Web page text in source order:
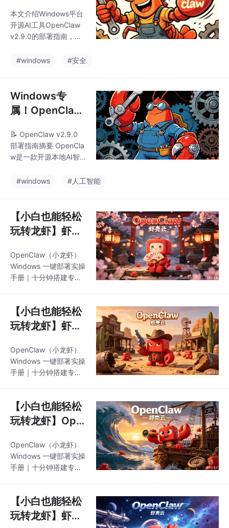
纯英文路径； 权限处
理：手动允许系统安全
弹窗拦截； 校验与使
状态确认成功部署，支
务； 故障处理：针
安全拦截、路径
报错一站式修复
本文介绍Windows平台
开源AI工具OpenClaw
v2.9.0的部署指南，适
该工具具有数据本地存
文件管理、数据批量处
理等办公场景。部署前
需关闭安全软件，下载
使用7-Zip等工具解压，
注意安装路径需纯英
文。启动时可能需解除
程全自动，首次启动需1
#windows #安全
Windows专
属！OpenClaw
解决所有安装报
错问题
📝 OpenClaw v2.9.0
部署指南摘要 OpenCla
w是一款开源本地AI智
版本全面兼容Win10/Wi
配资源）。核心特点包
括：🔒本地数据闭环处
理保障隐私、🖱️图形化
预装全套依赖组件简化
部署。部署关键步骤：
1️⃣ 关闭所有安全防护软
#windows #人工智能
【小白也能轻松
玩转龙虾】虾壳
nClaw（附最新
安装包）
OpenClaw（小龙虾）
Windows 一键部署实操
手册｜十分钟搭建专属
（64 位）｜零基础友好
｜全可视化界面｜无编
程门槛 当下热度较高的
开源 AI 智能体 OpenCl
aw（小龙虾），依托本
地离线运行、无代码操
作、全自动操控电脑的
实用性桌面自动化程
序。本篇面向无技术基
础用户整理完整部署
【小白也能轻松
玩转龙虾】虾壳
设置，OpenCla
w 运行无闪退
包）
OpenClaw（小龙虾）
Windows 一键部署实操
手册｜十分钟搭建专属
（64 位）｜零基础友好
｜全可视化界面｜无编
程门槛 当下热度较高的
开源 AI 智能体 OpenCl
aw（小龙虾），依托本
地离线运行、无代码操
作、全自动操控电脑的
实用性桌面自动化程
序。本篇面向无技术基
础用户整理完整部署
【小白也能轻松
玩转龙虾】Ope
虾壳云一键部署
安装包 （附最新
OpenClaw（小龙虾）
Windows 一键部署实操
手册｜十分钟搭建专属
（64 位）｜零基础友好
｜全可视化界面｜无编
程门槛 当下热度较高的
【小白也能轻松
玩转龙虾】虾壳